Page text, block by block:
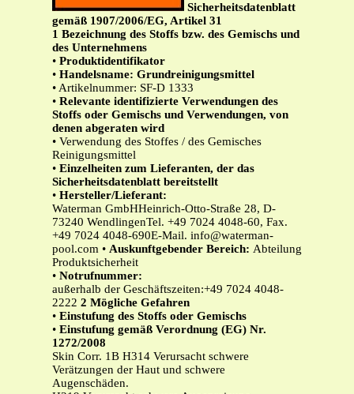
Sicherheitsdatenblatt
gemäß 1907/2006/EG, Artikel 31
1 Bezeichnung des Stoffs bzw. des Gemischs und
des Unternehmens
• Produktidentifikator
• Handelsname: Grundreinigungsmittel
• Artikelnummer: SF-D 1333
• Relevante identifizierte Verwendungen des
Stoffs oder Gemischs und Verwendungen, von
denen abgeraten wird
• Verwendung des Stoffes / des Gemisches
Reinigungsmittel
• Einzelheiten zum Lieferanten, der das
Sicherheitsdatenblatt bereitstellt
• Hersteller/Lieferant:
Waterman GmbHHeinrich-Otto-Straße 28, D-
73240 WendlingenTel. +49 7024 4048-60, Fax.
+49 7024 4048-690E-Mail. info@waterman-
pool.com • Auskunftgebender Bereich: Abteilung
Produktsicherheit
• Notrufnummer:
außerhalb der Geschäftszeiten:+49 7024 4048-
2222 2 Mögliche Gefahren
• Einstufung des Stoffs oder Gemischs
• Einstufung gemäß Verordnung (EG) Nr.
1272/2008
Skin Corr. 1B H314 Verursacht schwere
Verätzungen der Haut und schwere
Augenschäden.